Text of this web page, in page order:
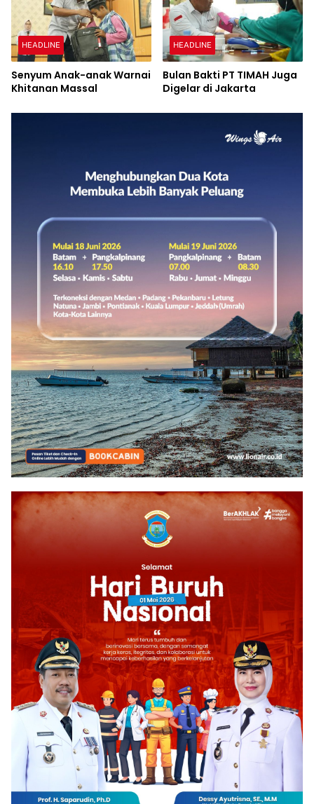
HEADLINE
Senyum Anak-anak Warnai
Khitanan Massal
HEADLINE
Bulan Bakti PT TIMAH Juga
Digelar di Jakarta